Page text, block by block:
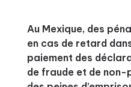
Au Mexique, des
en cas de retard
paiement des
de fraude et de non-